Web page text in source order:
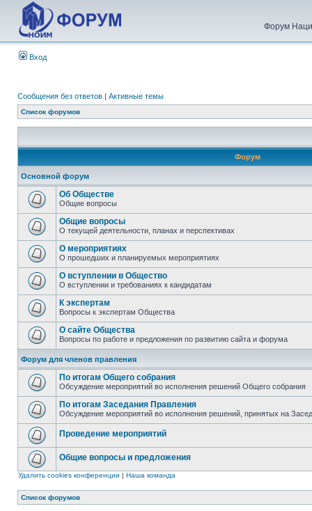
Форум
Вход
Сообщения без ответов | Активные темы
Список форумов
Форум
Основной форум
Об Обществе
Общие вопросы
Общие вопросы
О текущей деятельности, планах и перспективах
О мероприятиях
О прошедших и планируемых мероприятиях
О вступлении в Общество
О вступлении и требованиях к кандидатам
К экспертам
Вопросы к экспертам Общества
О сайте Общества
Вопросы по работе и предложения по развитию сайта и форума
Форум для членов правления
По итогам Общего собрания
Обсуждение мероприятий во исполнения решений Общего собрания
По итогам Заседания Правления
Обсуждение мероприятий во исполнения решений, принятых на
Проведение мероприятий
Общие вопросы и предложения
Удалить cookies конференции | Наша команда
Список форумов